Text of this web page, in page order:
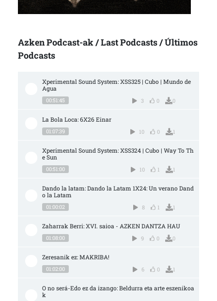
Azken Podcast-ak / Last Podcasts / Últimos
Podcasts
Xperimental Sound System: XSS325 | Cubo | Mundo de
Agua
00:51:45 3 0 0
La Bola Loca: 6X26 Einar
01:07:39 10 0 1
Xperimental Sound System: XSS324 | Cubo | Way To Th
e Sun
00:51:00 10 1 1
Dando la latam: Dando la Latam 1X24: Un verano Dand
o la Latam
01:00:02 8 1 1
Zaharrak Berri: XVI. saioa - AZKEN DANTZA HAU
01:08:00 9 0 0
Zeresanik ez: MAKRIBA!
01:02:00 6 0 1
O no será-Edo ez da izango: Beldurra eta arte eszenikoa
k